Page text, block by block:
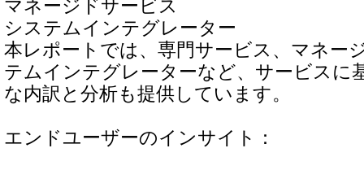
マネージドサービス
システムインテグレーター
本レポートでは、専門サービス、マネー
テムインテグレーターなど、サービスに
な内訳と分析も提供しています。
エンドユーザーのインサイト：